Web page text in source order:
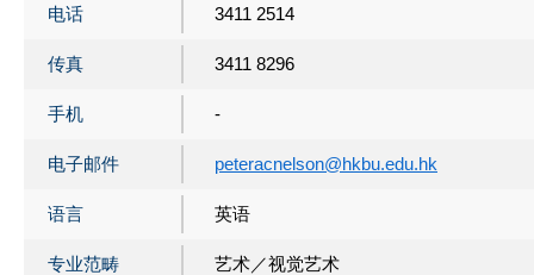
电话 3411 2514
传真 3411 8296
手机 -
电子邮件 peteracnelson@hkbu.edu.hk
语言 英语
专业范畴
艺术／视觉艺术